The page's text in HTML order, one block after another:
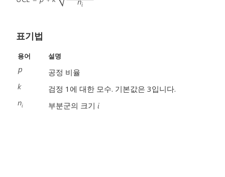
표기법
용어 설명
공정 비율
검정 1에 대한 모수. 기본값은 3입니다.
부분군의 크기